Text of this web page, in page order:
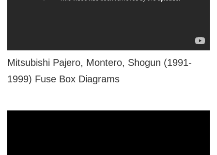
Mitsubishi Pajero, Montero, Shogun (1991-
1999) Fuse Box Diagrams